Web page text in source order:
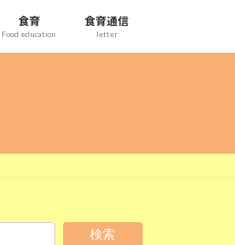
食育
Food education
食育通信
letter
検索